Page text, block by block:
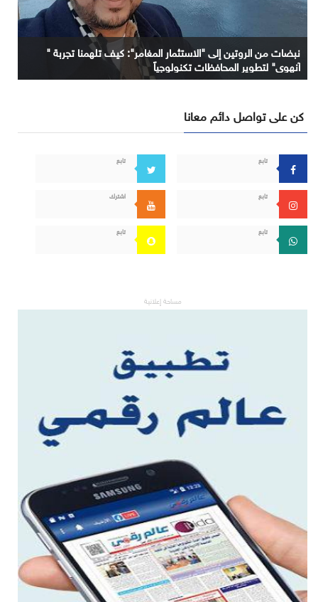
نبضات من الروتين إلى "الاستثمار المغامر": كيف تلهمنا تجربة "
آنهوي" لتطوير المحافظات تكنولوجياً
كن على تواصل دائم معانا
تابع تابع
تابع اشترك
تابع تابع
مساحة إعلانية